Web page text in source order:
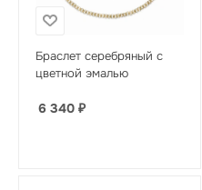
Браслет серебряный с
цветной эмалью
6 340 ₽